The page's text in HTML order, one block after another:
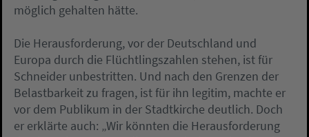
möglich gehalten hätte.
Die Herausforderung, vor der Deutschland und
Europa durch die Flüchtlingszahlen stehen, ist für
Schneider unbestritten. Und nach den Grenzen der
Belastbarkeit zu fragen, ist für ihn legitim, machte er
vor dem Publikum in der Stadtkirche deutlich. Doch
er erklärte auch: „Wir könnten die Herausforderung